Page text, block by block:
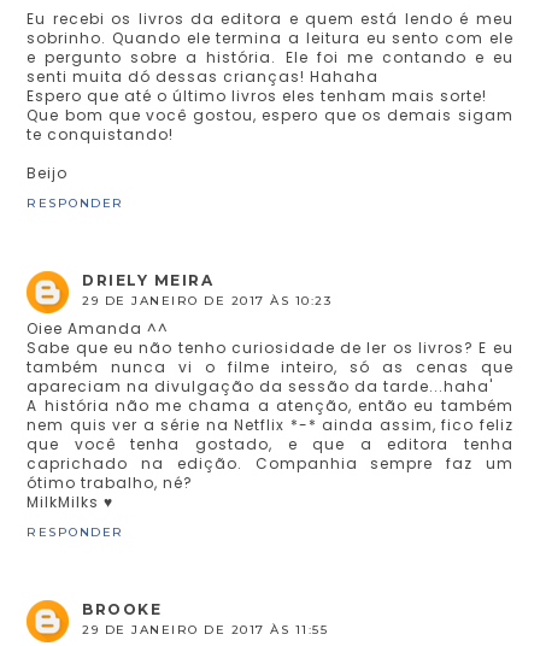
Eu recebi os livros da editora e quem está lendo é meu
sobrinho. Quando ele termina a leitura eu sento com ele
e pergunto sobre a história. Ele foi me contando e eu
senti muita dó dessas crianças! Hahaha
Espero que até o último livros eles tenham mais sorte!
Que bom que você gostou, espero que os demais sigam
te conquistando!
Beijo
RESPONDER
DRIELY MEIRA
29 DE JANEIRO DE 2017 ÀS 10:23
Oiee Amanda ^^
Sabe que eu não tenho curiosidade de ler os livros? E eu
também nunca vi o filme inteiro, só as cenas que
apareciam na divulgação da sessão da tarde...haha'
A história não me chama a atenção, então eu também
nem quis ver a série na Netflix *-* ainda assim, fico feliz
que você tenha gostado, e que a editora tenha
caprichado na edição. Companhia sempre faz um
ótimo trabalho, né?
MilkMilks ♥
RESPONDER
BROOKE
29 DE JANEIRO DE 2017 ÀS 11:55